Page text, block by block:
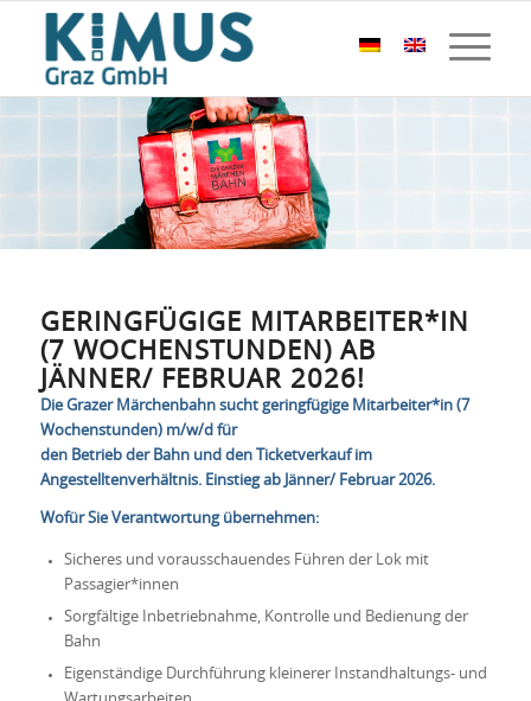
GERINGFÜGIGE MITARBEITER*IN
(7 WOCHENSTUNDEN) AB
JÄNNER/ FEBRUAR 2026!
Die Grazer Märchenbahn sucht geringfügige Mitarbeiter*in (7
Wochenstunden) m/w/d für
den Betrieb der Bahn und den Ticketverkauf im
Angestelltenverhältnis. Einstieg ab Jänner/ Februar 2026.
Wofür Sie Verantwortung übernehmen:
Sicheres und vorausschauendes Führen der Lok mit
Passagier*innen
Sorgfältige Inbetriebnahme, Kontrolle und Bedienung der
Bahn
Eigenständige Durchführung kleinerer Instandhaltungs- und